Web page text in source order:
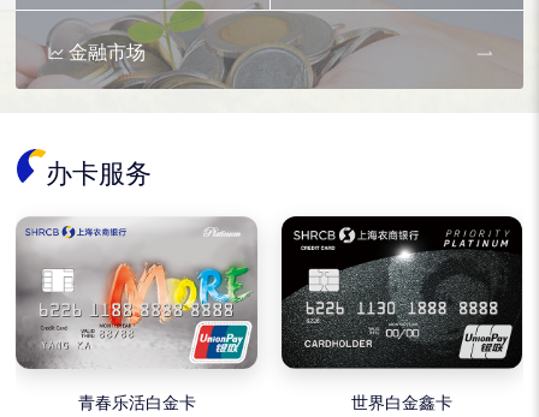
金融市场
办卡服务
青春乐活白金卡 世界白金鑫卡